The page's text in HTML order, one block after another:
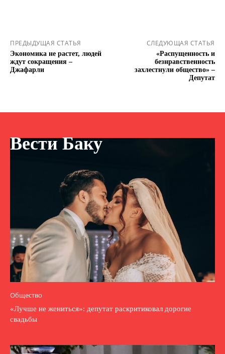
ПРЕДЫДУЩАЯ СТАТЬЯ
Экономика не растет, людей
ждут сокращения –
Джафарли
СЛЕДУЮЩАЯ СТАТЬЯ
«Распущенность и
безнравственность
захлестнули общество» –
Депутат
Вести Баку
Общество
«Лучше не жениться»: депутат раскритиковал дорогие
свадьбы